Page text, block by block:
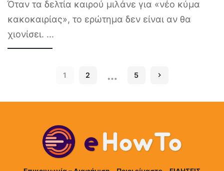
Όταν τα δελτία καιρού μιλάνε για «νέο κύμα
κακοκαιρίας», το ερώτημα δεν είναι αν θα
χιονίσει. ...
1 2 … 5